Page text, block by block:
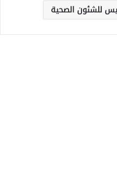
للشئون الصحية